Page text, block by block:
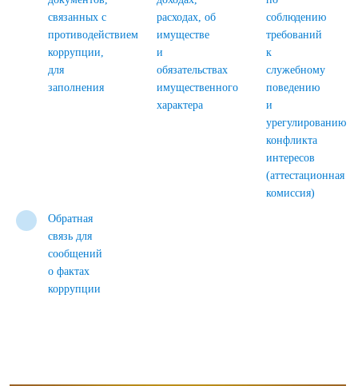
связанных с
противодействием
коррупции,
для
заполнения
расходах, об
имуществе
и
обязательствах
имущественного
характера
соблюдению
требований
к
служебному
поведению
и
урегулированию
конфликта
интересов
(аттестационная
комиссия)
Обратная
связь для
сообщений
о фактах
коррупции